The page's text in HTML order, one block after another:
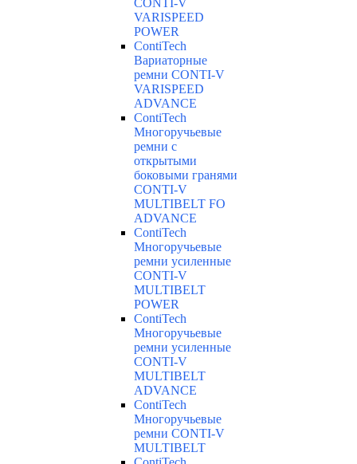
CONTI-V
VARISPEED
POWER
ContiTech
Вариаторные
ремни CONTI-V
VARISPEED
ADVANCE
ContiTech
Многоручьевые
ремни с
открытыми
боковыми гранями
CONTI-V
MULTIBELT FO
ADVANCE
ContiTech
Многоручьевые
ремни усиленные
CONTI-V
MULTIBELT
POWER
ContiTech
Многоручьевые
ремни усиленные
CONTI-V
MULTIBELT
ADVANCE
ContiTech
Многоручьевые
ремни CONTI-V
MULTIBELT